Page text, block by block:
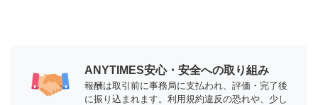
ANYTIMES安心・安全への取り組み
報酬は取引前に事務局に支払われ、評価・完了後
に振り込まれます。利用規約違反の恐れや、少し